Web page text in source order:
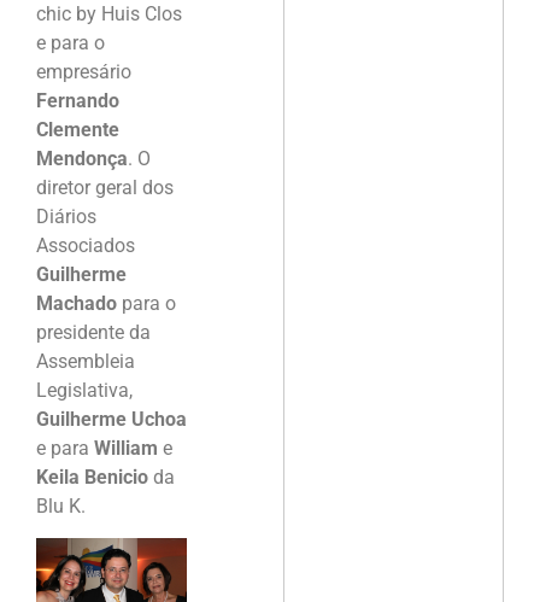
chic by Huis Clos
e para o
empresário
Fernando
Clemente
Mendonça. O
diretor geral dos
Diários
Associados
Guilherme
Machado para o
presidente da
Assembleia
Legislativa,
Guilherme Uchoa
e para William e
Keila Benicio da
Blu K.